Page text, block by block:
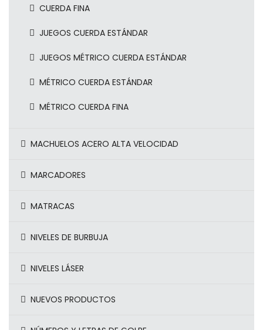
CUERDA FINA
JUEGOS CUERDA ESTÁNDAR
JUEGOS MÉTRICO CUERDA ESTÁNDAR
MÉTRICO CUERDA ESTÁNDAR
MÉTRICO CUERDA FINA
MACHUELOS ACERO ALTA VELOCIDAD
MARCADORES
MATRACAS
NIVELES DE BURBUJA
NIVELES LÁSER
NUEVOS PRODUCTOS